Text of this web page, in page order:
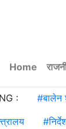
Home
: #बालेन
#